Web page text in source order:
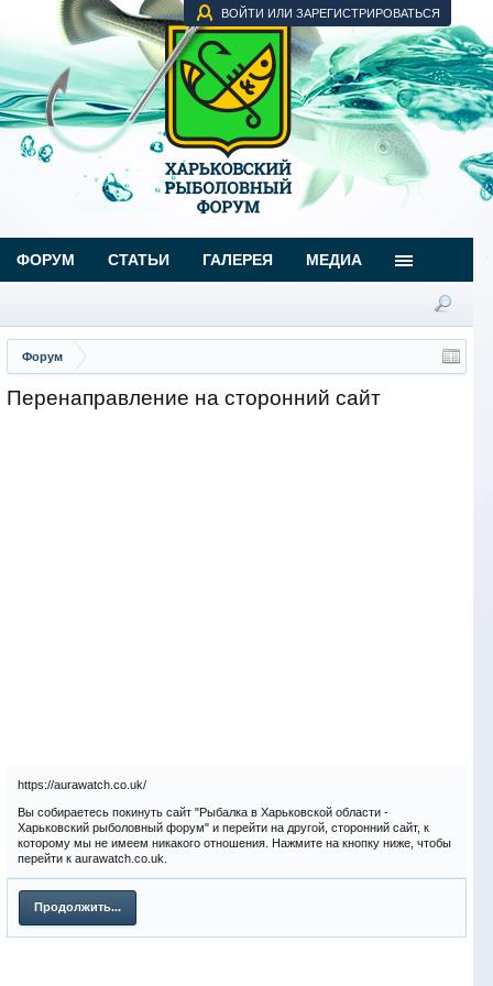
ВОЙТИ ИЛИ ЗАРЕГИСТРИРОВАТЬСЯ
Форум
Перенаправление на сторонний сайт
https://aurawatch.co.uk/
Вы собираетесь покинуть сайт "Рыбалка в Харьковской области -
Харьковский рыболовный форум" и перейти на другой, сторонний сайт, к
которому мы не имеем никакого отношения. Нажмите на кнопку ниже, чтобы
перейти к aurawatch.co.uk.
Продолжить...
ФОРУМ СТАТЬИ ГАЛЕРЕЯ МЕДИА